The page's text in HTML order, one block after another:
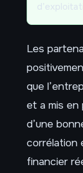
Les
que
et a mis en
d’une
corrélation
financier